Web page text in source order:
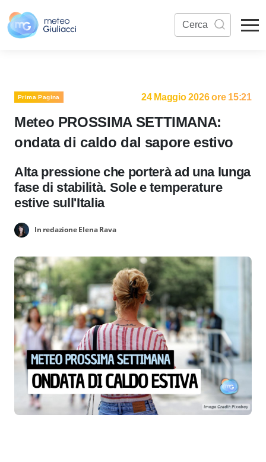
Prima Pagina 24 Maggio 2026 ore 15:21
Meteo PROSSIMA SETTIMANA:
ondata di caldo dal sapore estivo
Alta pressione che porterà ad una lunga
fase di stabilità. Sole e temperature
estive sull'Italia
In redazione Elena Rava